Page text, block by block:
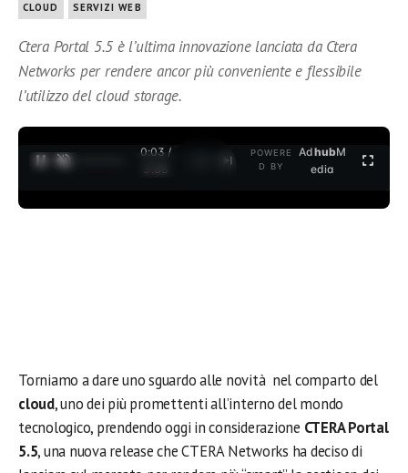
CLOUD SERVIZI WEB
Ctera Portal 5.5 è l’ultima innovazione lanciata da Ctera
Networks per rendere ancor più conveniente e flessibile
l’utilizzo del cloud storage.
0:04 /
3:35
POWERE
D BY
AdhubM
edia
Torniamo a dare uno sguardo alle novità nel comparto del
cloud, uno dei più promettenti all’interno del mondo
tecnologico, prendendo oggi in considerazione CTERA Portal
5.5, una nuova release che CTERA Networks ha deciso di